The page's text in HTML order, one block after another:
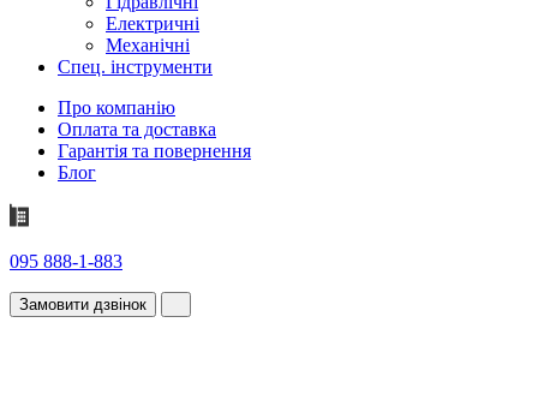
Електричні
Механічні
Спец. інструменти
Про компанію
Оплата та доставка
Гарантія та повернення
Блог
095 888-1-883
Замовити дзвінок